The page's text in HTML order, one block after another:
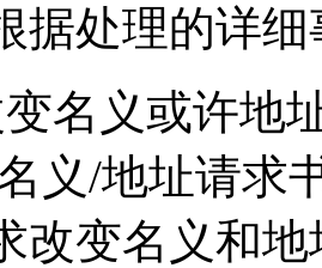
据处理的详
名义或许地
义/地址请求
改变名义和